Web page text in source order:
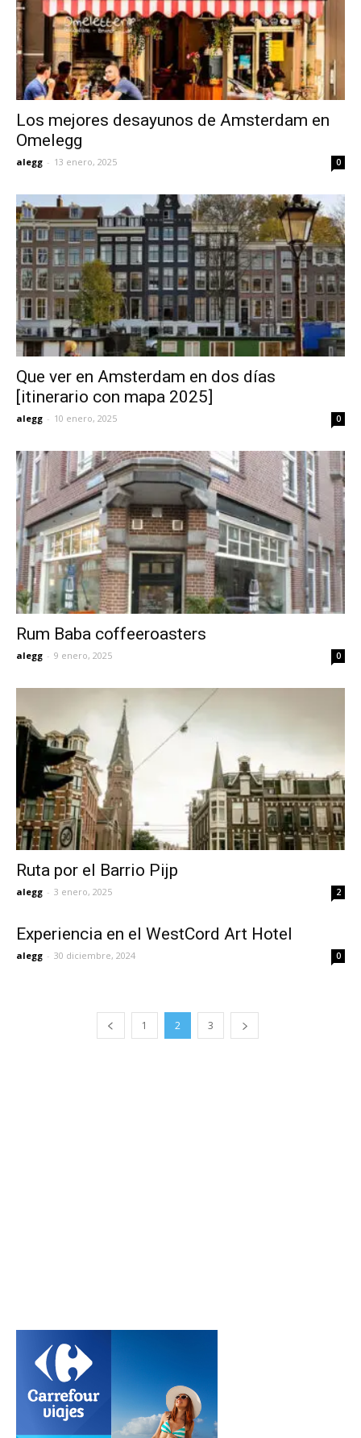
Los mejores desayunos de Amsterdam en
Omelegg
alegg - 13 enero, 2025 0
Que ver en Amsterdam en dos días
[itinerario con mapa 2025]
alegg - 10 enero, 2025 0
Rum Baba coffeeroasters
alegg - 9 enero, 2025 0
Ruta por el Barrio Pijp
alegg - 3 enero, 2025 2
Experiencia en el WestCord Art Hotel
alegg - 30 diciembre, 2024 0
1 2 3